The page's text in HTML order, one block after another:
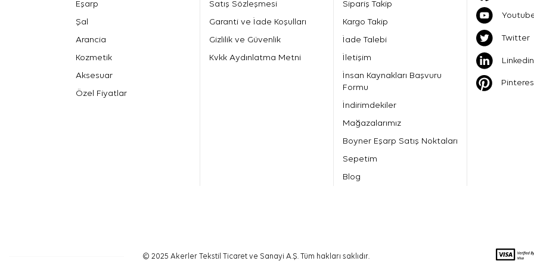
Eşarp
Şal
Arancia
Kozmetik
Aksesuar
Özel Fiyatlar
Satış Sözleşmesi
Garanti ve İade Koşulları
Gizlilik ve Güvenlik
Kvkk Aydınlatma Metni
Sipariş Takip
Kargo Takip
İade Talebi
İletişim
İnsan Kaynakları Başvuru
Formu
İndirimdekiler
Mağazalarımız
Boyner Eşarp Satış Noktaları
Sepetim
Blog
Twitter
Linkedin
© 2025 Akerler Tekstil Ticaret ve Sanayi A.Ş. Tüm hakları saklıdır.